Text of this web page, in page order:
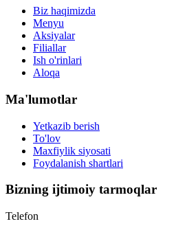
Biz haqimizda
Menyu
Aksiyalar
Filiallar
Ish o'rinlari
Aloqa
Ma'lumotlar
Yetkazib berish
To'lov
Maxfiylik siyosati
Foydalanish shartlari
Bizning ijtimoiy tarmoqlar
Telefon